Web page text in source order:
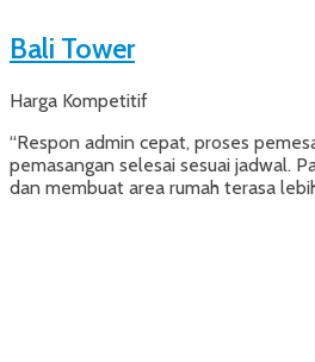
Bali Tower
Harga Kompetitif
“Respon admin cepat, proses
pemasangan selesai sesuai jadwal.
dan membuat area rumah terasa